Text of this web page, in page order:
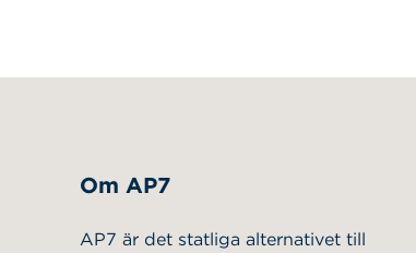
Om AP7
AP7 är det statliga alternativet till